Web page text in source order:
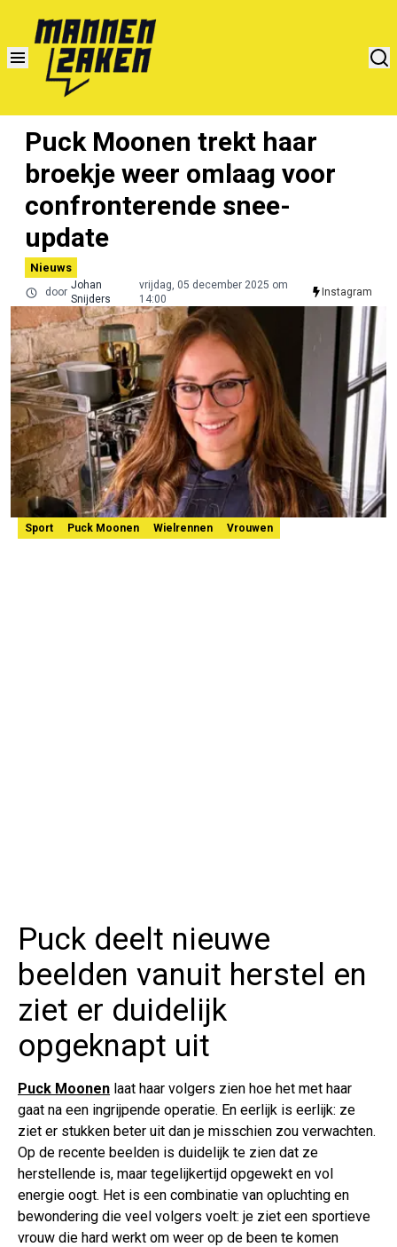
Puck Moonen trekt haar
broekje weer omlaag voor
confronterende snee-
update
Nieuws
door
Johan
Snijders
vrijdag, 05 december 2025 om
14:00
Instagram
Sport Puck Moonen Wielrennen Vrouwen
Puck deelt nieuwe
beelden vanuit herstel en
ziet er duidelijk
opgeknapt uit
Puck Moonen laat haar volgers zien hoe het met haar
gaat na een ingrijpende operatie. En eerlijk is eerlijk: ze
ziet er stukken beter uit dan je misschien zou verwachten.
Op de recente beelden is duidelijk te zien dat ze
herstellende is, maar tegelijkertijd opgewekt en vol
energie oogt. Het is een combinatie van opluchting en
bewondering die veel volgers voelt: je ziet een sportieve
vrouw die hard werkt om weer op de been te komen